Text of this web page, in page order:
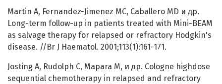
Martin A, Fernandez-Jimenez MC, Caballero MD и др.
Long-term follow-up in patients treated with Mini-BEAM
as salvage therapy for relapsed or refractory Hodgkin's
disease. //Br J Haematol. 2001;113(1):161-171.
Josting A, Rudolph C, Mapara M, и др. Cologne highdose
sequential chemotherapy in relapsed and refractory